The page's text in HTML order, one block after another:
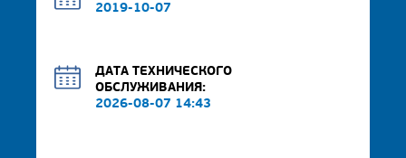
2019-10-07
ДАТА ТЕХНИЧЕСКОГО
ОБСЛУЖИВАНИЯ:
2026-08-07 14:43